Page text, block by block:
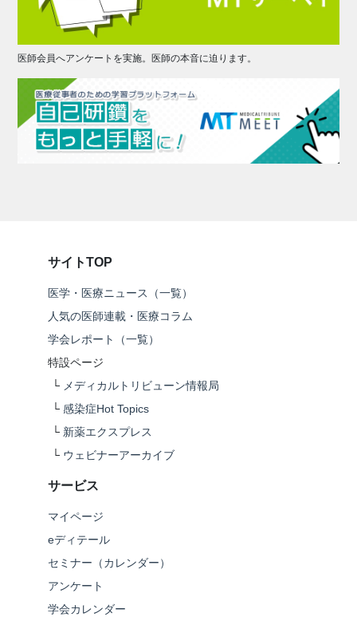
医師会員へアンケートを実施。医師の本音に迫ります。
サイトTOP
医学・医療ニュース（一覧）
人気の医師連載・医療コラム
学会レポート（一覧）
特設ページ
└ メディカルトリビューン情報局
└ 感染症Hot Topics
└ 新薬エクスプレス
└ ウェビナーアーカイブ
サービス
マイページ
eディテール
セミナー（カレンダー）
アンケート
学会カレンダー